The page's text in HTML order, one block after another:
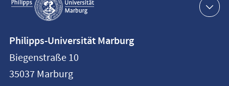
Navigation
Philipps-
Universität
Marburg
Philipps-Universität Marburg
Biegenstraße 10
35037 Marburg